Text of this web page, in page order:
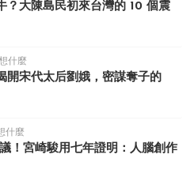
？大陳島民初來台灣的 10 個震
什麼
開宋代太后劉娥，密謀奪子的
什麼
！宮崎駿用七年證明：人腦創作